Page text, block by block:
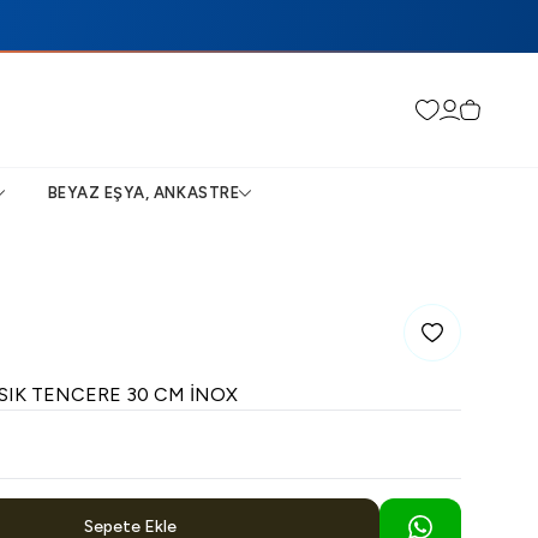
Favorilerim
Hesabım
Sepetim
BEYAZ EŞYA, ANKASTRE
Favoriye Ekle
TENCERE 30 CM İNOX
Sepete Ekle